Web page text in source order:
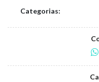
Categorias: